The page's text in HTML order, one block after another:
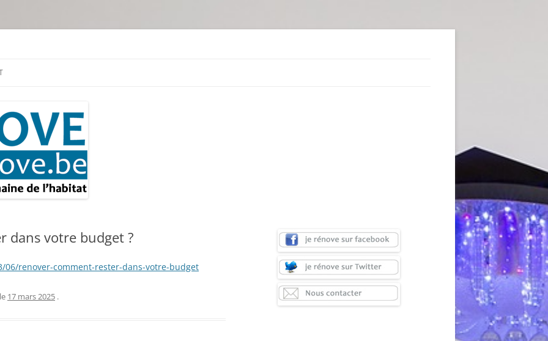
dans votre budget ?
renover-comment-rester-dans-votre-budget
le 17 mars 2025 .